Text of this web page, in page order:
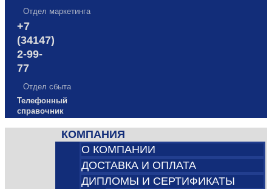
Отдел маркетинга
+7
(34147)
2-99-
77
Отдел сбыта
Телефонный
справочник
КОМПАНИЯ
О КОМПАНИИ
ДОСТАВКА И ОПЛАТА
ДИПЛОМЫ И СЕРТИФИКАТЫ